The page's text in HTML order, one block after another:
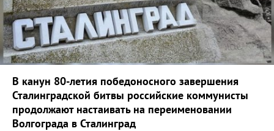
В канун 80-летия победоносного завершения
Сталинградской битвы российские коммунисты
продолжают настаивать на переименовании
Волгограда в Сталинград